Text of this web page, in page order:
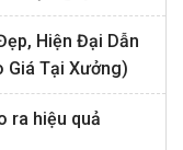
Hiện Đại Dẫn
Giá Tại Xưởng)
ra hiệu quả